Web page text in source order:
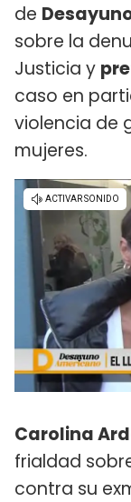
de
sobre la
Justicia y
caso en
violencia de
mujeres.
Carolina
frialdad
contra su